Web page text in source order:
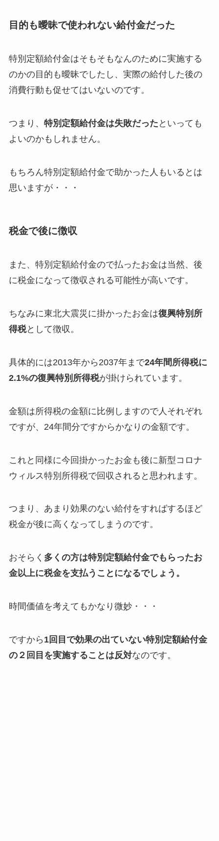
目的も曖昧で使われない給付金だった
特別定額給付金はそもそもなんのために実施する
のかの目的も曖昧でしたし、実際の給付した後の
消費行動も促せてはいないのです。
つまり、 特別定額給付金は失敗だった といっても
よいのかもしれません。
もちろん特別定額給付金で助かった人もいるとは
思いますが・・・
税金で後に徴収
また、特別定額給付金ので払ったお金は当然、後
に税金になって徴収される可能性が高いです。
ちなみに東北大震災に掛かったお金は復興特別所
得税として徴収。
具体的には2013年から2037年まで24年間所得税に
2.1%の復興特別所得税が掛けられています。
金額は所得税の金額に比例しますので人それぞれ
ですが、24年間分ですからかなりの金額です。
これと同様に今回掛かったお金も後に新型コロナ
ウィルス特別所得税で回収されると思われます。
つまり、あまり効果のない給付をすればするほど
税金が後に高くなってしまうのです。
おそらく 多くの方は特別定額給付金でもらったお
金以上に税金を支払うことになるでしょう。
時間価値を考えてもかなり微妙・・・
ですから 1回目で効果の出ていない特別定額給付金
の２回目を実施することは反対なのです。